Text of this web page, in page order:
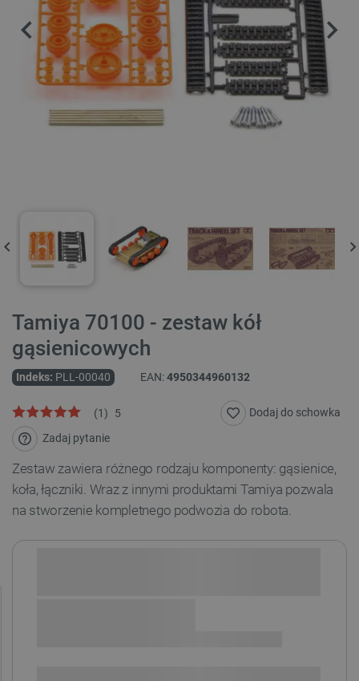
Tamiya 70100 - zestaw kół
gąsienicowych
Indeks: PLL-00040 EAN:4950344960132
5
(1)
Zadaj pytanie
Dodaj do schowka
Zestaw zawiera różnego rodzaju komponenty: gąsienice,
koła, łączniki. Wraz z innymi produktami Tamiya pozwala
na stworzenie kompletnego podwozia do robota.